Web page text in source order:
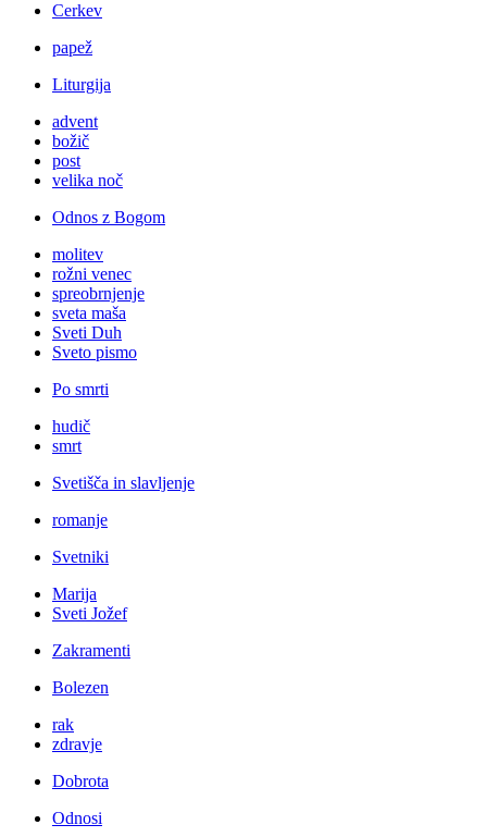
Cerkev
papež
Liturgija
advent
božič
post
velika noč
Odnos z Bogom
molitev
rožni venec
spreobrnjenje
sveta maša
Sveti Duh
Sveto pismo
Po smrti
hudič
smrt
Svetišča in slavljenje
romanje
Svetniki
Marija
Sveti Jožef
Zakramenti
Bolezen
rak
zdravje
Dobrota
Odnosi